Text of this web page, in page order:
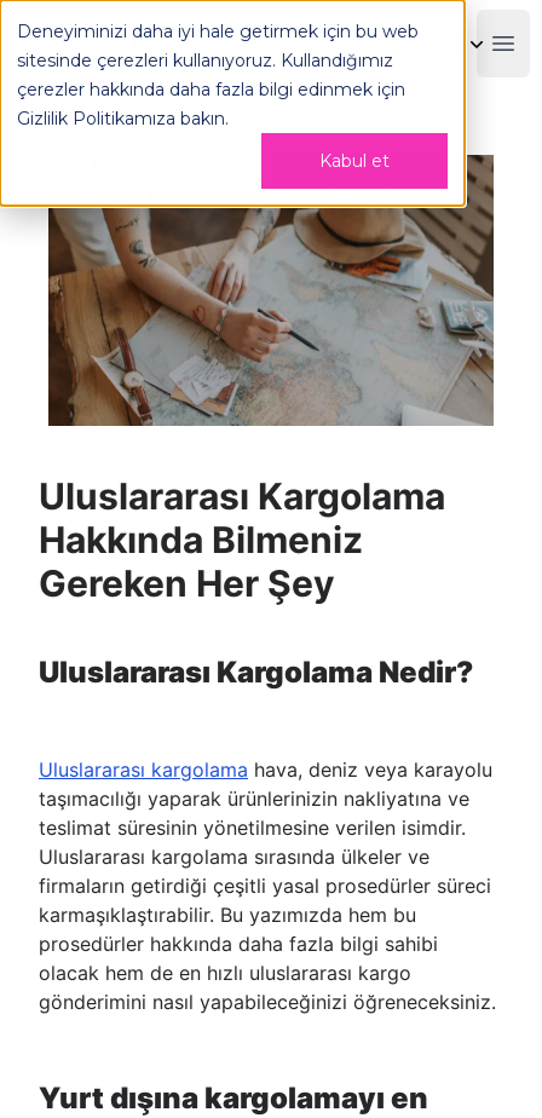
Deneyiminizi daha iyi hale getirmek için bu web
sitesinde çerezleri kullanıyoruz. Kullandığımız
çerezler hakkında daha fazla bilgi edinmek için
Gizlilik Politikamıza bakın.
Kabul et
OPLOG
Uluslararası Kargolama
Hakkında Bilmeniz
Gereken Her Şey
Uluslararası Kargolama Nedir?
Uluslararası kargolama hava, deniz veya karayolu
taşımacılığı yaparak ürünlerinizin nakliyatına ve
teslimat süresinin yönetilmesine verilen isimdir.
Uluslararası kargolama sırasında ülkeler ve
firmaların getirdiği çeşitli yasal prosedürler süreci
karmaşıklaştırabilir. Bu yazımızda hem bu
prosedürler hakkında daha fazla bilgi sahibi
olacak hem de en hızlı uluslararası kargo
gönderimini nasıl yapabileceğinizi öğreneceksiniz.
Yurt dışına kargolamayı en